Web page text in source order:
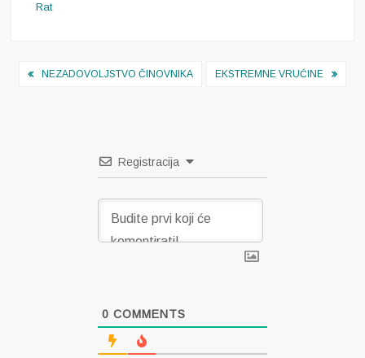
Rat
Navigacija
NEZADOVOLJSTVO ČINOVNIKA EKSTREMNE VRUĆINE
Registracija
0 COMMENTS